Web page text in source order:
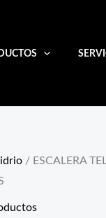
/ ESCALERA